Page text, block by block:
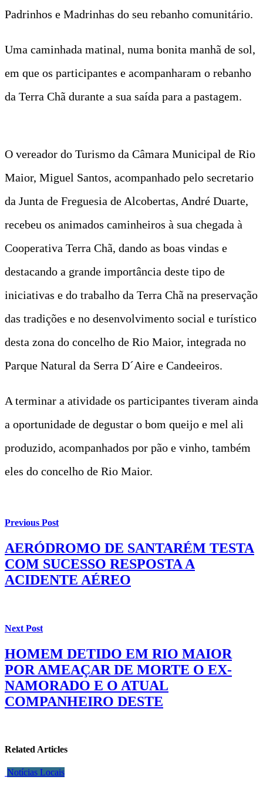
Padrinhos e Madrinhas do seu rebanho comunitário.
Uma caminhada matinal, numa bonita manhã de sol,
em que os participantes e acompanharam o rebanho
da Terra Chã durante a sua saída para a pastagem.
O vereador do Turismo da Câmara Municipal de Rio
Maior, Miguel Santos, acompanhado pelo secretario
da Junta de Freguesia de Alcobertas, André Duarte,
recebeu os animados caminheiros à sua chegada à
Cooperativa Terra Chã, dando as boas vindas e
destacando a grande importância deste tipo de
iniciativas e do trabalho da Terra Chã na preservação
das tradições e no desenvolvimento social e turístico
desta zona do concelho de Rio Maior, integrada no
Parque Natural da Serra D´Aire e Candeeiros.
A terminar a atividade os participantes tiveram ainda
a oportunidade de degustar o bom queijo e mel ali
produzido, acompanhados por pão e vinho, também
eles do concelho de Rio Maior.
Previous Post
AERÓDROMO DE SANTARÉM TESTA
COM SUCESSO RESPOSTA A
ACIDENTE AÉREO
Next Post
HOMEM DETIDO EM RIO MAIOR
POR AMEAÇAR DE MORTE O EX-
NAMORADO E O ATUAL
COMPANHEIRO DESTE
Related Articles
Notícias Locais